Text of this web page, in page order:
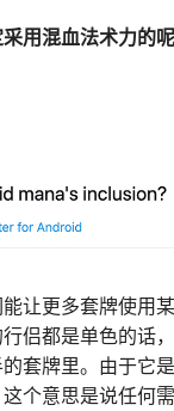
用混血法术力的呢
让更多套牌使用
侣都是单色的话
套牌里。由于它
个意思是说任何